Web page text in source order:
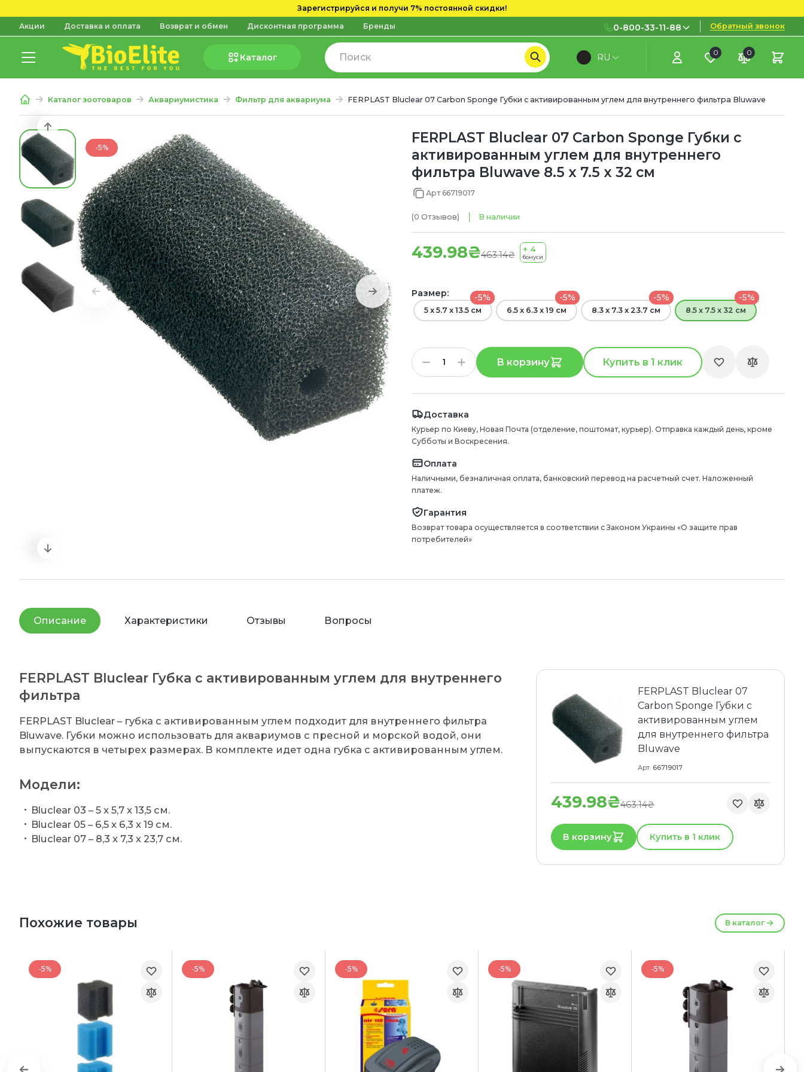
Зарегистрируйся и получи 7% постоянной скидки!
Акции Доставка и оплата Возврат и обмен Дисконтная программа Бренды 0-800-33-11-88
0-800-33-11-88
Бесплатно с городских и
(097) 133 11 88
(095) 133 11 88
(073) 133 11 88
Обратный звонок
Каталог RU 0 0
Каталог зоотоваров Аквариумистика Фильтр для аквариума FERPLAST Bluclear 07 Carbon Sponge Губки с активированным углем для внутреннего фильтра Bluwave
-5%
FERPLAST Bluclear 07 Carbon Sponge Губки с
активированным углем для внутреннего
фильтра Bluwave 8.5 x 7.5 x 32 см
Арт 66719017
(0 Отзывов) В наличии
439.98₴463.14₴
+ 4
бонуси
Размер: -5%
5 x 5.7 x 13.5 см
-5%
6.5 x 6.3 x 19 см
-5%
8.3 x 7.3 x 23.7 см
-5%
8.5 x 7.5 x 32 см
В корзину Купить в 1 клик
Доставка
Курьер по Киеву, Новая Почта (отделение, поштомат, курьер). Отправка каждый день, кроме
Субботы и Воскресения.
Оплата
Наличными, безналичная оплата, банковский перевод на расчетный счет. Наложенный
платеж.
Гарантия
Возврат товара осуществляется в соответствии с Законом Украины «О защите прав
потребителей»
Описание Характеристики Отзывы Вопросы
FERPLAST Bluclear Губка с активированным углем для внутреннего
фильтра
FERPLAST Bluclear – губка с активированным углем подходит для внутреннего фильтра
Bluwave. Губки можно использовать для аквариумов с пресной и морской водой, они
выпускаются в четырех размерах. В комплекте идет одна губка с активированным углем.
Модели:
Bluclear 03 – 5 x 5,7 x 13,5 см.
Bluclear 05 – 6,5 x 6,3 x 19 см.
Bluclear 07 – 8,3 x 7,3 x 23,7 см.
FERPLAST Bluclear 07
Carbon Sponge Губки с
активированным углем
для внутреннего фильтра
Bluwave
Арт 66719017
439.98₴463.14₴
В корзину Купить в 1 клик
Похожие товары В каталог
-5% -5% -5% -5% -5%